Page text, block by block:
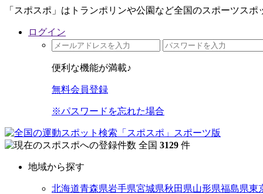
「スポスポ」はトランポリンや公園など全国のスポーツス
ログイン
便利な機能が満載♪
無料会員登録
※パスワードを忘れた場合
全国 3129 件
地域から探す
北海道青森県岩手県宮城県秋田県山形県福島県東